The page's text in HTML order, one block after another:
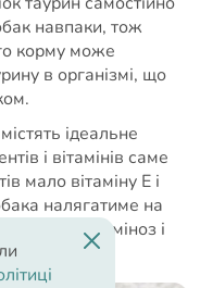
навпаки, тож
корму може
в організмі, що
ідеальне
і вітамінів саме
мало вітаміну E і
налягатиме на
авітаміноз і